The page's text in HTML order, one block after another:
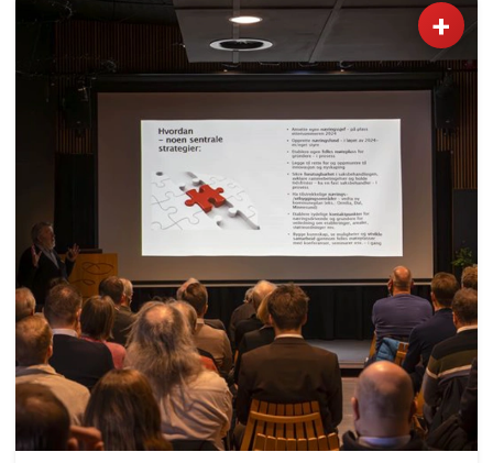
Gardermoen, ordfører Nina Kristengård,
Kommunalsjef for By og samfunnsutviklingBente
Hagen, Kommunedirektør Anne Olen Aasen og
Næringssjef Magne Aartun. Foto: Bjørn
Hytjanstorp
+